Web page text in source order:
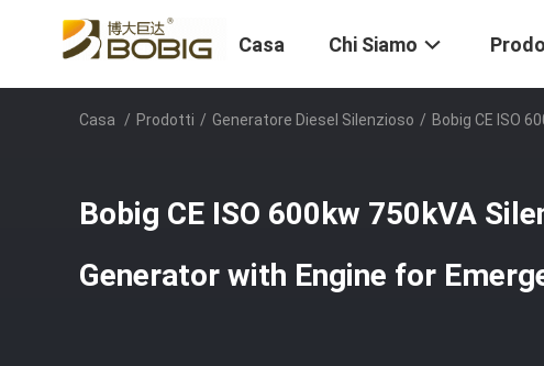
Casa Chi Siamo
Casa / Prodotti / Generatore Diesel Silenzioso / Bobig CE ISO
Bobig CE ISO 600kw 750kVA
Generator with Engine for